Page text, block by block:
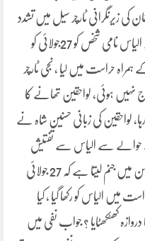
کی زیرنگرانی ٹارچر سیل میں تشدد
کے باعث شہری کی ہلاکت ہوئی ہے ، محمد الیاس نامی شخص کو 27جولائی کو
حراست میں لیا ، نجی ٹارچر
نہیں ہوئی، لواحقین تھانے کا
لواحقین کی زبانی حسنین شاہ نے
حوالے سے الیاس سے تفتیش
کرنی ہے ، یہاں یہ سوال بہرحال میرے ذہن میں جنم لیتا ہے کہ 27 جولائی
حراست میں الیاس کو رکھا گیا ، کیا
کھٹکھٹایا ؟ جواب نفی میں